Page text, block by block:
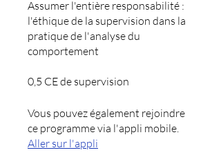
Assumer l'entière responsabilité :
l'éthique de la supervision dans la
pratique de l'analyse du
comportement
0,5 CE de supervision
Vous pouvez également rejoindre
ce programme via l'appli mobile.
Aller sur l'appli